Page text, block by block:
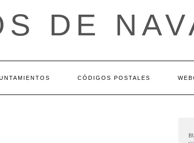
DE
CÓDIGOS POSTALES